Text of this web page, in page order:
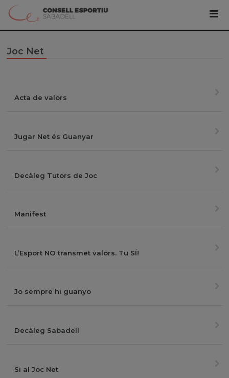
Joc Net
Acta de valors
Jugar Net és Guanyar
Decàleg Tutors de Joc
Manifest
L’Esport NO transmet valors. Tu SÍ!
Jo sempre hi guanyo
Decàleg Sabadell
Si al Joc Net